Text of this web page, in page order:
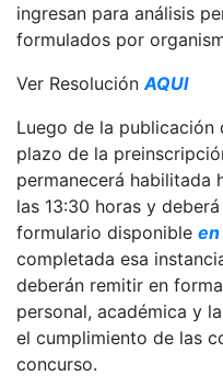
ingresan para análisis
formulados por
Ver Resolución AQUI
Luego de la publicación
plazo de la
permanecerá habilitada
las 13:30 horas y
formulario disponible
completada esa
deberán remitir en
personal, académica y
el cumplimiento de las
concurso.